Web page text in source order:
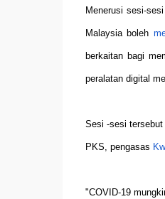
Menerusi sesi-
Malaysia boleh
berkaitan bagi
peralatan digital
Sesi -sesi tersebut
PKS, pengasas
"COVID-19